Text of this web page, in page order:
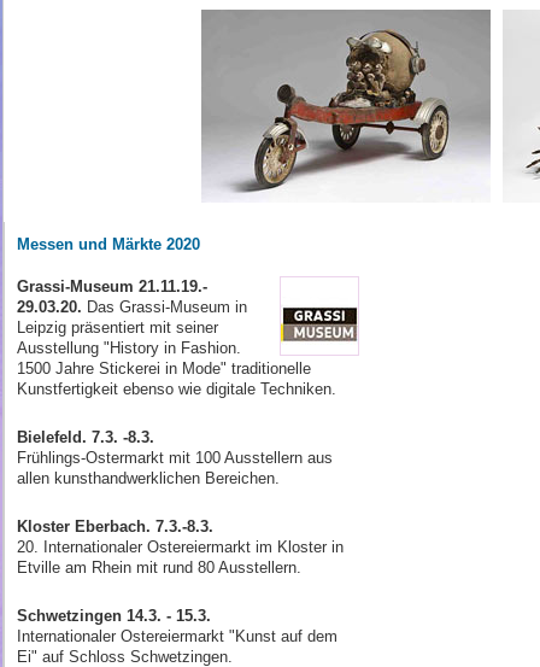
Messen und Märkte 2020
Grassi-Museum 21.11.19.-
29.03.20. Das Grassi-Museum in
Leipzig präsentiert mit seiner
Ausstellung "History in Fashion.
1500 Jahre Stickerei in Mode" traditionelle
Kunstfertigkeit ebenso wie digitale Techniken.
Bielefeld. 7.3. -8.3.
Frühlings-Ostermarkt mit 100 Ausstellern aus
allen kunst­hand­werklichen Bereichen.
Kloster Eberbach. 7.3.-8.3.
20. Internationaler Ostereiermarkt im Kloster in
Etville am Rhein mit rund 80 Ausstellern.
Schwetzingen 14.3. - 15.3.
Internationaler Ostereiermarkt "Kunst auf dem
Ei" auf Schloss Schwetzingen.